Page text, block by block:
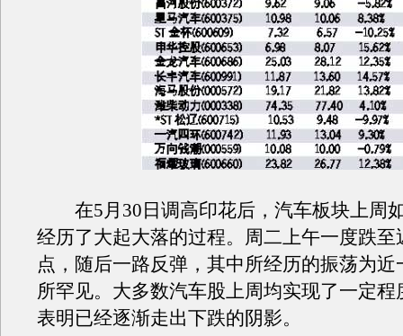
在5月30日调高印花后，汽车板块上周
经历了大起大落的过程。周二上午一度跌至
点，随后一路反弹，其中所经历的振荡为近
所罕见。大多数汽车股上周均实现了一定程
表明已经逐渐走出下跌的阴影。